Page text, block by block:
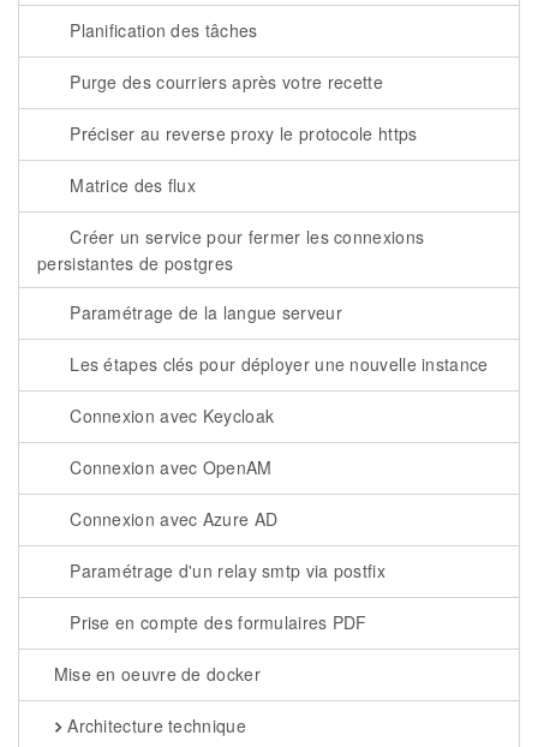
Planification des tâches
Purge des courriers après votre recette
Préciser au reverse proxy le protocole https
Matrice des flux
Créer un service pour fermer les connexions
persistantes de postgres
Paramétrage de la langue serveur
Les étapes clés pour déployer une nouvelle instance
Connexion avec Keycloak
Connexion avec OpenAM
Connexion avec Azure AD
Paramétrage d'un relay smtp via postfix
Prise en compte des formulaires PDF
Mise en oeuvre de docker
Architecture technique